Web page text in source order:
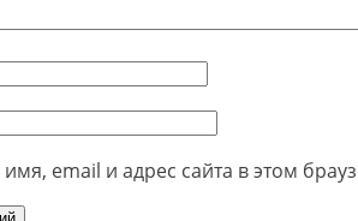
email и адрес сайта в этом